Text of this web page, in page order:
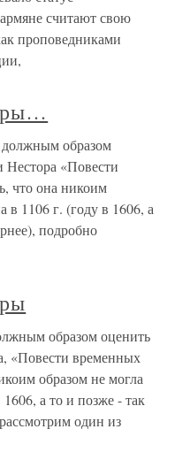
считают свою
проповедниками
образом
Нестора «Повести
что она никоим
в 1106 г. (году в 1606, а
подробно
образом оценить
«Повести временных
образом не могла
а то и позже - так
один из